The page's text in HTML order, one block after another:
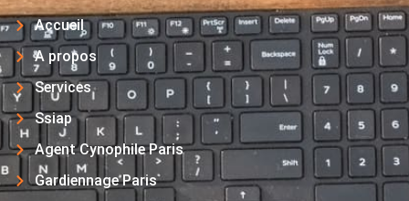
Accueil
A propos
Services
Ssiap
Agent Cynophile Paris
Gardiennage Paris